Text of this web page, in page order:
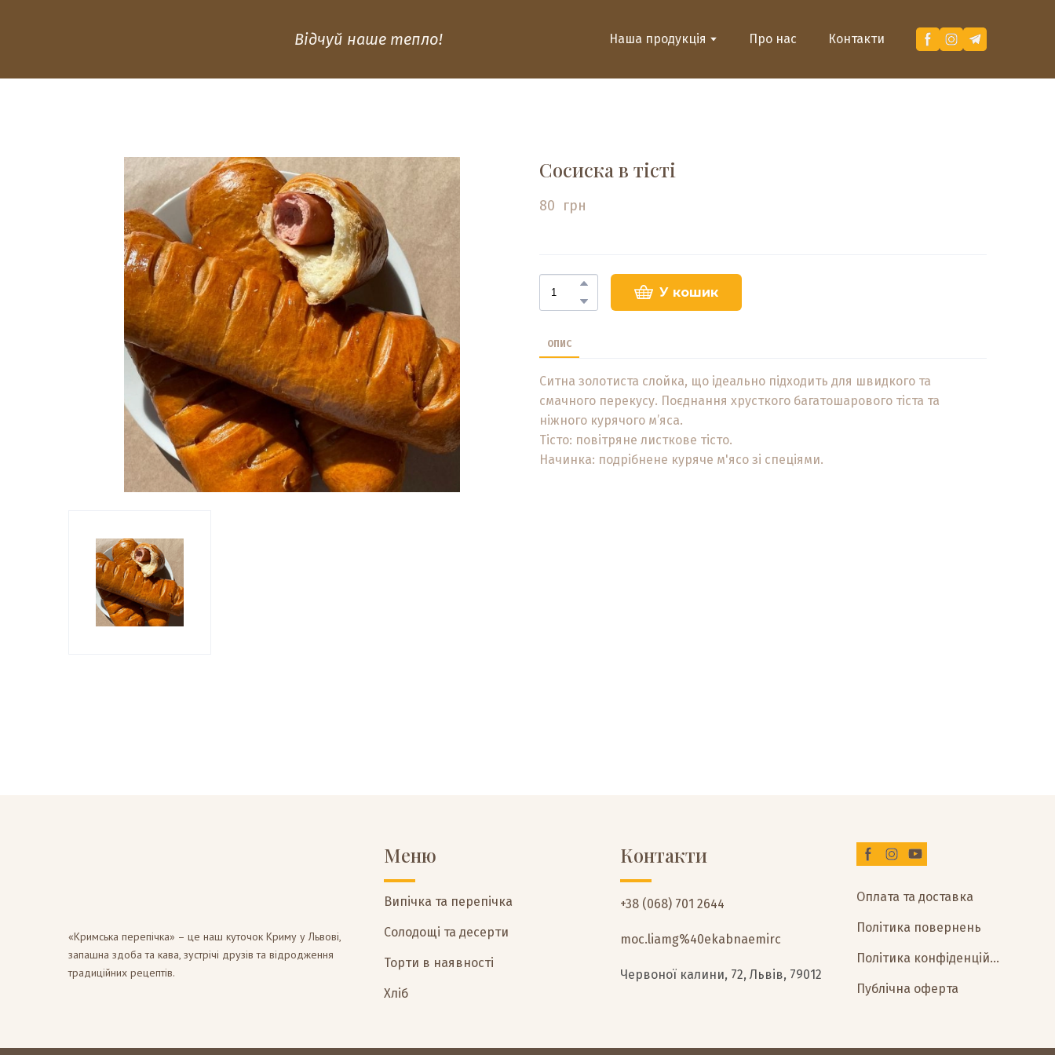
Відчуй наше тепло! Наша продукція Про нас Контакти
Сосиска в тісті
80  грн
У кошик
ОПИС
Ситна золотиста слойка, що ідеально підходить для швидкого та
смачного перекусу. Поєднання хрусткого багатошарового тіста та
ніжного курячого м’яса.
Тісто: повітряне листкове тісто.
Начинка: подрібнене куряче м'ясо зі спеціями.
«Кримська перепічка» – це наш куточок Криму у Львові,
запашна здоба та кава, зустрічі друзів та відродження
традиційних рецептів.
Меню
Випічка та перепічка
Солодощі та десерти
Торти в наявності
Хліб
Контакти
+38 (068) 701 2644
moc.liamg%40ekabnaemirc
Червоної калини, 72, Львів, 79012
Оплата та доставка
Політика повернень
Політика конфіденційності
Публічна оферта